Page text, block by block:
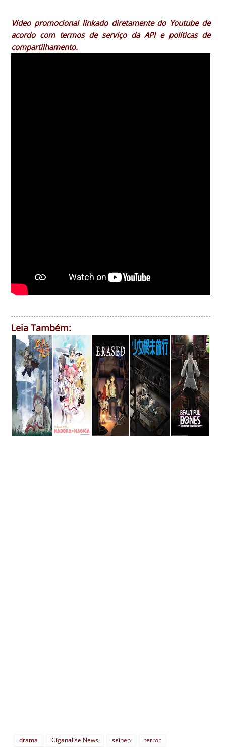
Vídeo promocional linkado diretamente do Youtube de
acordo com termos de serviço da API e políticas de
compartilhamento.
Leia Também:
drama Giganalise News seinen
terror